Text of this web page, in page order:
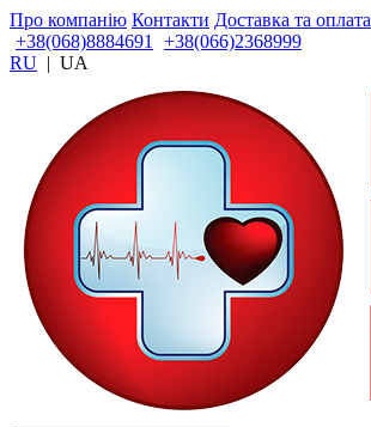
Про компанію Контакти Доставка та оплата
+38(068)8884691
+38(066)2368999
RU | UA